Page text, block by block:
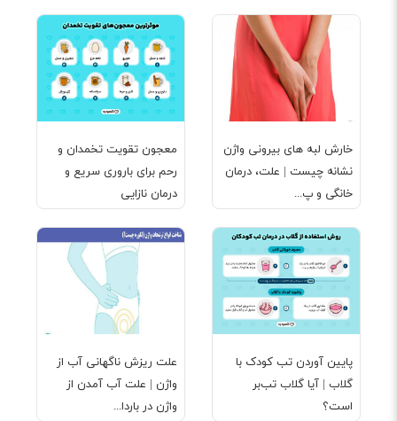
معجون تقویت تخمدان و
رحم برای باروری سریع و
درمان نازایی
خارش لبه های بیرونی واژن
نشانه چیست | علت، درمان
خانگی و پ...
علت ریزش ناگهانی آب از
واژن | علت آب آمدن از
واژن در باردا...
پایین آوردن تب کودک با
گلاب | آیا گلاب تب‌بر
است؟